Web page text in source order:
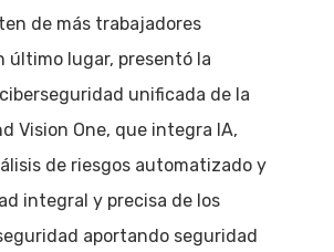
de más trabajadores
último lugar, presentó la
unificada de la
Vision One, que integra IA,
de riesgos automatizado y
integral y precisa de los
aportando seguridad